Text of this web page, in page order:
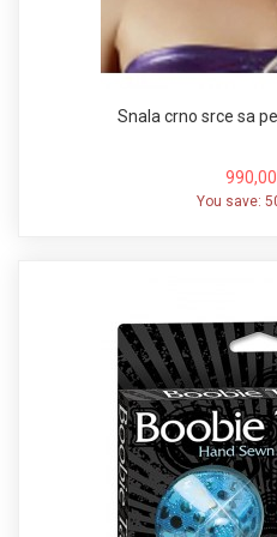
Snala crno srce sa
You save: